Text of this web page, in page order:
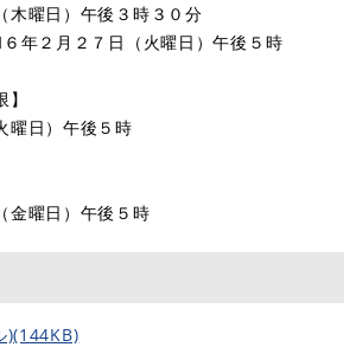
木曜日）午後３時３０分
年２月２７日（火曜日）午後５時
曜日）午後５時
金曜日）午後５時
)(144KB)